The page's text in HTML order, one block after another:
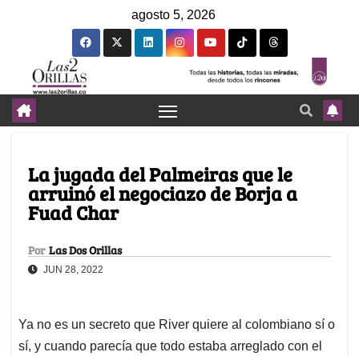
agosto 5, 2026
La jugada del Palmeiras que le
arruinó el negociazo de Borja a
Fuad Char
Por Las Dos Orillas
JUN 28, 2022
Ya no es un secreto que River quiere al colombiano sí o
sí, y cuando parecía que todo estaba arreglado con el